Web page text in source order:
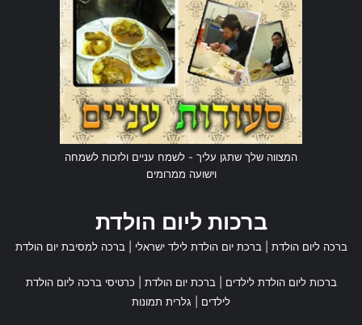
המצווה שלך שתגן עליך - לשמח עניים ולזכות לשמחה
וישועה ממרומים
ברכות ליום הולדת
ברכה ליום הולדת ברכת יום הולדת לילד ישראלי ברכה למסיבת יום הולדת
ברכות ליום הולדת לילדים ברכת יום הולדת
כרטיסי ברכה ליום הולדת
לילדים
גלרית תמונות